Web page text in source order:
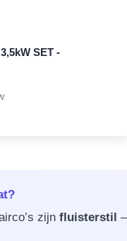
SET -
zijn fluisterstil